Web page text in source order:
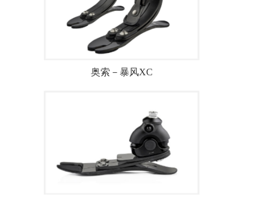
奥索－暴风XC